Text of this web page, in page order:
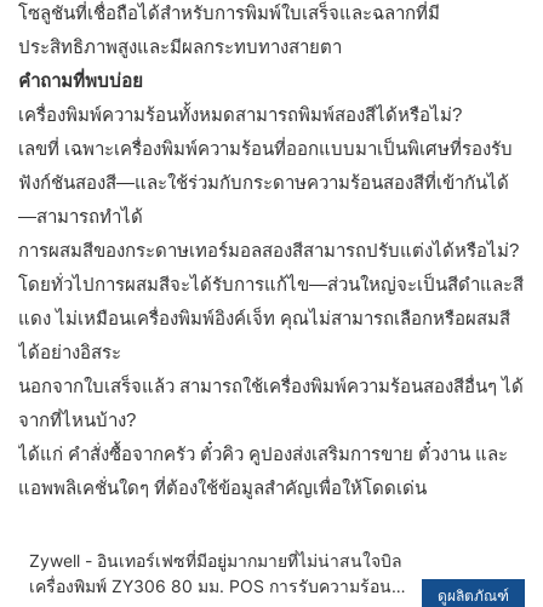
โซลูชันที่เชื่อถือได้สำหรับการพิมพ์ใบเสร็จและฉลากที่มี
ประสิทธิภาพสูงและมีผลกระทบทางสายตา
คำถามที่พบบ่อย
เครื่องพิมพ์ความร้อนทั้งหมดสามารถพิมพ์สองสีได้หรือไม่?
เลขที่ เฉพาะเครื่องพิมพ์ความร้อนที่ออกแบบมาเป็นพิเศษที่รองรับ
ฟังก์ชันสองสี—และใช้ร่วมกับกระดาษความร้อนสองสีที่เข้ากันได้
—สามารถทำได้
การผสมสีของกระดาษเทอร์มอลสองสีสามารถปรับแต่งได้หรือไม่?
โดยทั่วไปการผสมสีจะได้รับการแก้ไข—ส่วนใหญ่จะเป็นสีดำและสี
แดง ไม่เหมือนเครื่องพิมพ์อิงค์เจ็ท คุณไม่สามารถเลือกหรือผสมสี
ได้อย่างอิสระ
นอกจากใบเสร็จแล้ว สามารถใช้เครื่องพิมพ์ความร้อนสองสีอื่นๆ ได้
จากที่ไหนบ้าง?
ได้แก่ คำสั่งซื้อจากครัว ตั๋วคิว คูปองส่งเสริมการขาย ตั๋วงาน และ
แอพพลิเคชั่นใดๆ ที่ต้องใช้ข้อมูลสำคัญเพื่อให้โดดเด่น
Zywell - อินเทอร์เฟซที่มีอยู่มากมายที่ไม่น่าสนใจบิล
เครื่องพิมพ์ ZY306 80 มม. POS การรับความร้อน
ดูผลิตภัณฑ์